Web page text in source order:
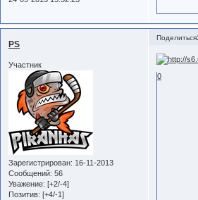
Поделиться
PS
Участник
Зарегистрирован: 16-11-2013
Сообщений: 56
Уважение: [+2/-4]
Позитив: [+4/-1]
0